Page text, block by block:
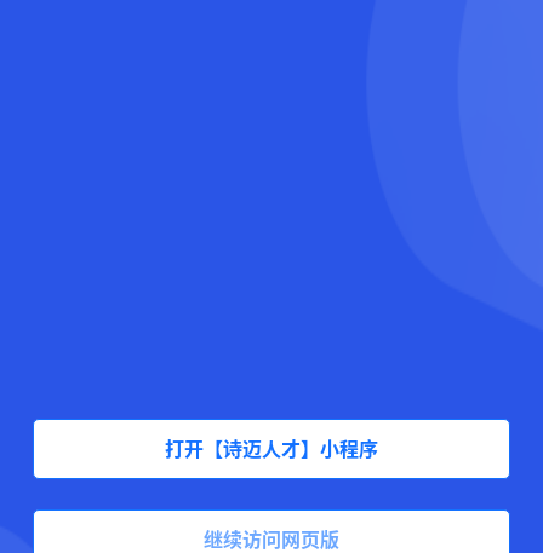
打开【诗迈人才】小程序
继续访问网页版